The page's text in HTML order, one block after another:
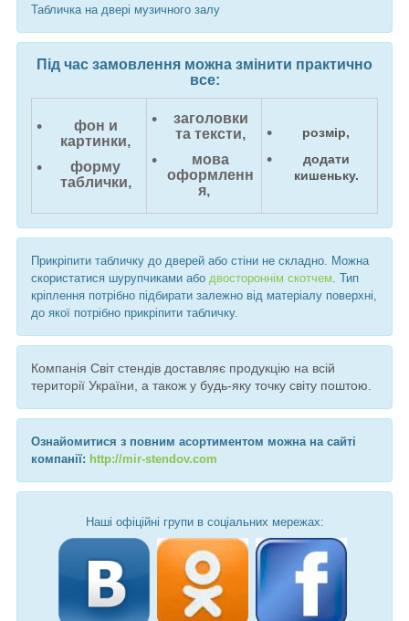
Табличка на двері музичного залу
Під час замовлення можна змінити практично
все:
фон и
картинки,
форму
таблички,
заголовки
та тексти,
мова
оформленн
я,
розмір,
додати
кишеньку.
Прикріпити табличку до дверей або стіни не складно. Можна
скористатися шурупчиками або двостороннім скотчем . Тип
кріплення потрібно підбирати залежно від матеріалу поверхні,
до якої потрібно прикріпити табличку.
Компанія Світ стендів доставляє продукцію на всій
території України, а також у будь-яку точку світу поштою.
Ознайомитися з повним асортиментом можна на сайті
компанії: http://mir-stendov.com
Наші офіційні групи в соціальних мережах: